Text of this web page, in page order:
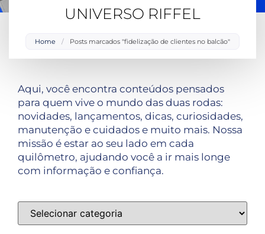
UNIVERSO RIFFEL
Home / Posts marcados "fidelização de clientes no balcão"
Aqui, você encontra conteúdos pensados
para quem vive o mundo das duas rodas:
novidades, lançamentos, dicas, curiosidades,
manutenção e cuidados e muito mais. Nossa
missão é estar ao seu lado em cada
quilômetro, ajudando você a ir mais longe
com informação e confiança.